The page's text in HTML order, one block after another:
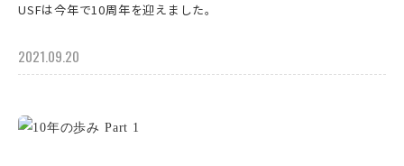
USFは今年で10周年を迎えました。
2021.09.20